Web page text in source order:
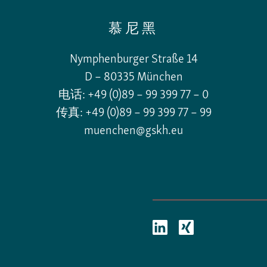
慕尼黑
Nymphenburger Straße 14
D – 80335 München
电话: +49 (0)89 – 99 399 77 – 0
传真: +49 (0)89 – 99 399 77 – 99
muenchen@gskh.eu